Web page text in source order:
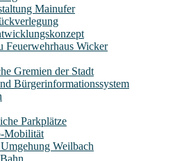
Mainufer
Feuerwehrhaus Wicker
Gremien der Stadt
Bürgerinformationssystem
Parkplätze
Mobilität
Weilbach